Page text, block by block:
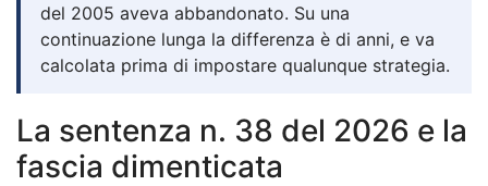
del 2005 aveva abbandonato. Su una
continuazione lunga la differenza è di anni, e va
calcolata prima di impostare qualunque strategia.
La sentenza n. 38 del 2026 e la
fascia dimenticata